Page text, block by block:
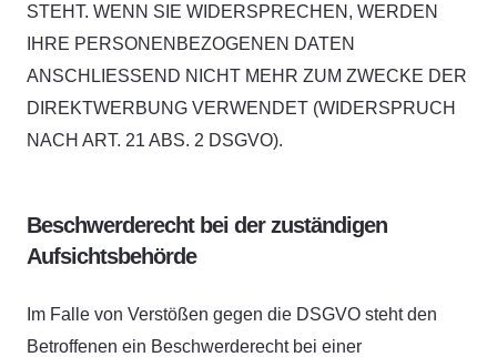
STEHT. WENN SIE WIDERSPRECHEN, WERDEN
IHRE PERSONENBEZOGENEN DATEN
ANSCHLIESSEND NICHT MEHR ZUM ZWECKE DER
DIREKTWERBUNG VERWENDET (WIDERSPRUCH
NACH ART. 21 ABS. 2 DSGVO).
Beschwerde­recht bei der zuständigen
Aufsichts­behörde
Im Falle von Verstößen gegen die DSGVO steht den
Betroffenen ein Beschwerderecht bei einer